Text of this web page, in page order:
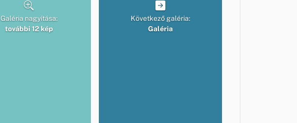
Galéria nagyítása:
további 12 kép
Következő galéria:
Galéria